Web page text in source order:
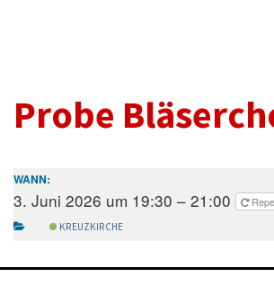
Probe
WANN:
3. Juni 2026 um 19:30 – 21:00
KREUZKIRCHE